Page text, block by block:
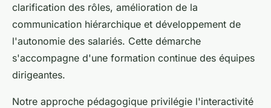
clarification des rôles, amélioration de la
communication hiérarchique et développement de
l'autonomie des salariés. Cette démarche
s'accompagne d'une formation continue des équipes
dirigeantes.
Notre approche pédagogique privilégie l'interactivité